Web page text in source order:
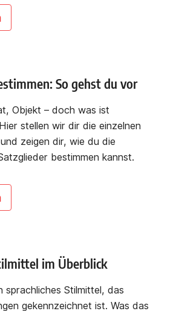
So gehst du vor
Objekt – doch was ist
stellen wir dir die einzelnen
zeigen dir, wie du die
bestimmen kannst.
im Überblick
sprachliches Stilmittel, das
gekennzeichnet ist. Was das